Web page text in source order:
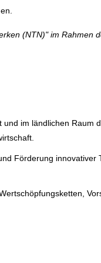
(NTN)" im Rahmen
im ländlichen Raum
Förderung innovativer